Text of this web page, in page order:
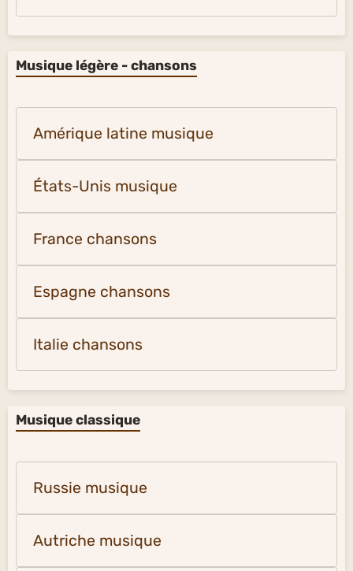
Musique légère - chansons
Amérique latine musique
États-Unis musique
France chansons
Espagne chansons
Italie chansons
Musique classique
Russie musique
Autriche musique